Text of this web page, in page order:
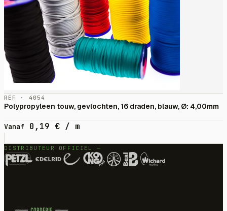
RÉF · 4054
Polypropyleen touw, gevlochten, 16 draden, blauw, Ø: 4,00mm
Vanaf 0,19 € / m
DISTRIBUTEUR OFFICIEL —